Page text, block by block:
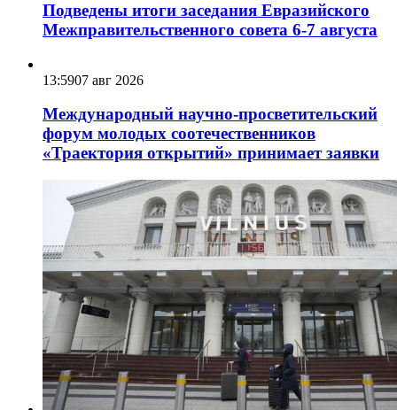
Подведены итоги заседания Евразийского
Межправительственного совета 6-7 августа
13:5907 авг 2026
Международный научно-просветительский
форум молодых соотечественников
«Траектория открытий» принимает заявки